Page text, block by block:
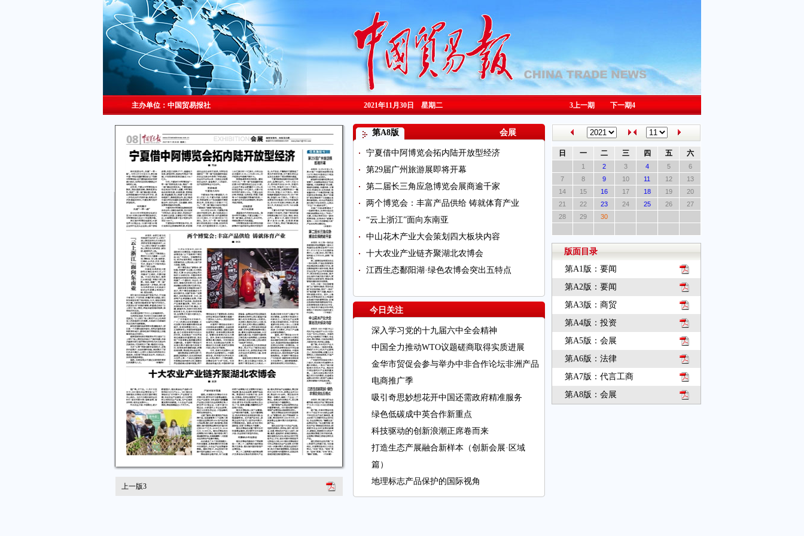
主办单位：中国贸易报社
上一版3
2021年11月30日 星期二
第A8版 会展
宁夏借中阿博览会拓内陆开放型经济
第29届广州旅游展即将开幕
第二届长三角应急博览会展商逾千家
两个博览会：丰富产品供给 铸就体育产业
“云上浙江”面向东南亚
中山花木产业大会策划四大板块内容
十大农业产业链齐聚湖北农博会
江西生态鄱阳湖·绿色农博会突出五特点
今日关注
深入学习党的十九届六中全会精神
中国全力推动WTO议题磋商取得实质进展
金华市贸促会参与举办中非合作论坛非洲产品
电商推广季
吸引奇思妙想花开中国还需政府精准服务
绿色低碳成中英合作新重点
科技驱动的创新浪潮正席卷而来
打造生态产展融合新样本（创新会展·区域
篇）
地理标志产品保护的国际视角
国际SOS发力转运 保障出海中企抗疫和运营
3上一期 下一期4
日 一 二 三 四 五 六
1 2 3 4 5
6
7
8 9 10 11 12
13
14
15 16 17 18 19
20
21
22 23 24 25 26
27
28
29 30
版面目录
第A1版：要闻
第A2版：要闻
第A3版：商贸
第A4版：投资
第A5版：会展
第A6版：法律
第A7版：代言工商
第A8版：会展